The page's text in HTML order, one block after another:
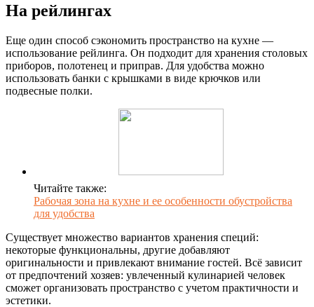
На рейлингах
Еще один способ сэкономить пространство на кухне —
использование рейлинга. Он подходит для хранения столовых
приборов, полотенец и приправ. Для удобства можно
использовать банки с крышками в виде крючков или
подвесные полки.
Читайте также:
Рабочая зона на кухне и ее особенности обустройства
для удобства
Существует множество вариантов хранения специй:
некоторые функциональны, другие добавляют
оригинальности и привлекают внимание гостей. Всё зависит
от предпочтений хозяев: увлеченный кулинарией человек
сможет организовать пространство с учетом практичности и
эстетики.